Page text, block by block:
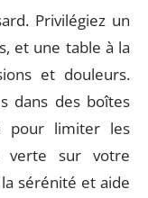
Privilégiez un
et une table à la
et douleurs.
dans des boîtes
pour limiter les
verte sur votre
sérénité et aide